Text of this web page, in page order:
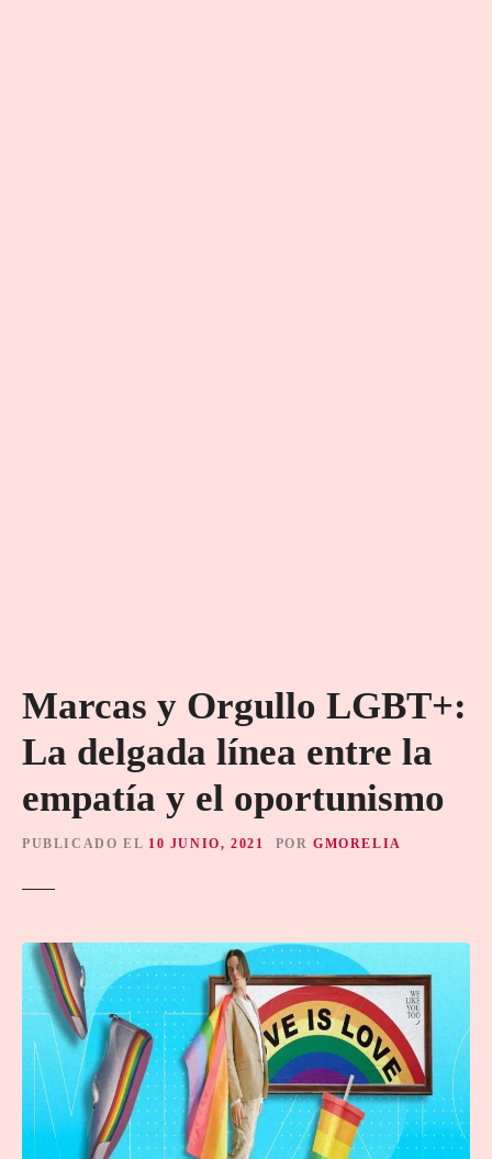
Marcas y Orgullo LGBT+:
La delgada línea entre la
empatía y el oportunismo
PUBLICADO EL 10 JUNIO, 2021 POR GMORELIA